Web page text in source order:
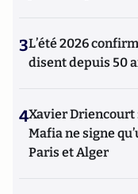
3L’été 2026
disent depuis 50
4Xavier Driencourt
Mafia ne signe
Paris et Alger